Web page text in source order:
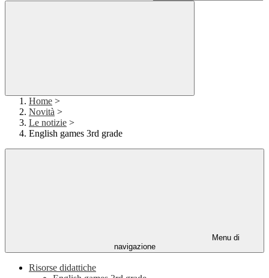
Home >
Novità >
Le notizie >
English games 3rd grade
Menu di
navigazione
Risorse didattiche